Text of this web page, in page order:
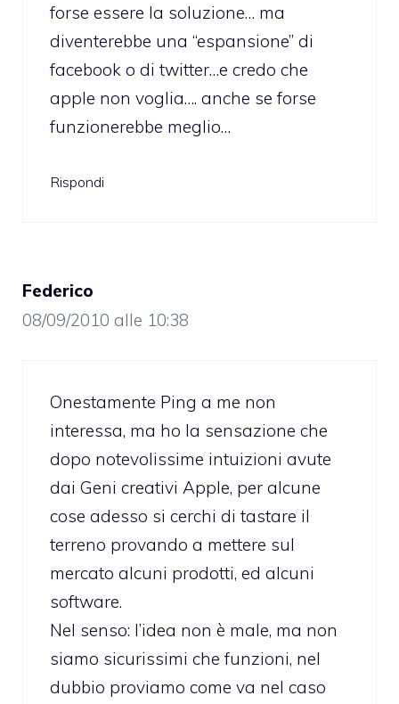
forse essere la soluzione… ma
diventerebbe una “espansione” di
facebook o di twitter…e credo che
apple non voglia…. anche se forse
funzionerebbe meglio…
Rispondi
Federico
08/09/2010 alle 10:38
Onestamente Ping a me non
interessa, ma ho la sensazione che
dopo notevolissime intuizioni avute
dai Geni creativi Apple, per alcune
cose adesso si cerchi di tastare il
terreno provando a mettere sul
mercato alcuni prodotti, ed alcuni
software.
Nel senso: l’idea non è male, ma non
siamo sicurissimi che funzioni, nel
dubbio proviamo come va nel caso